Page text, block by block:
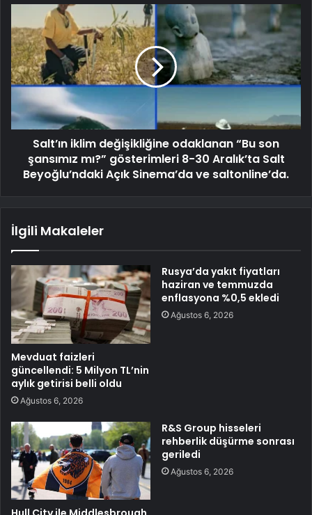
Salt’ın iklim değişikliğine odaklanan “Bu son
şansımız mı?” gösterimleri 8-30 Aralık’ta Salt
Beyoğlu’ndaki Açık Sinema’da ve saltonline’da.
İlgili Makaleler
Mevduat faizleri
güncellendi: 5 Milyon TL’nin
aylık getirisi belli oldu
Ağustos 6, 2026
Rusya’da yakıt fiyatları
haziran ve temmuzda
enflasyona %0,5 ekledi
Ağustos 6, 2026
R&S Group hisseleri
rehberlik düşürme sonrası
geriledi
Ağustos 6, 2026